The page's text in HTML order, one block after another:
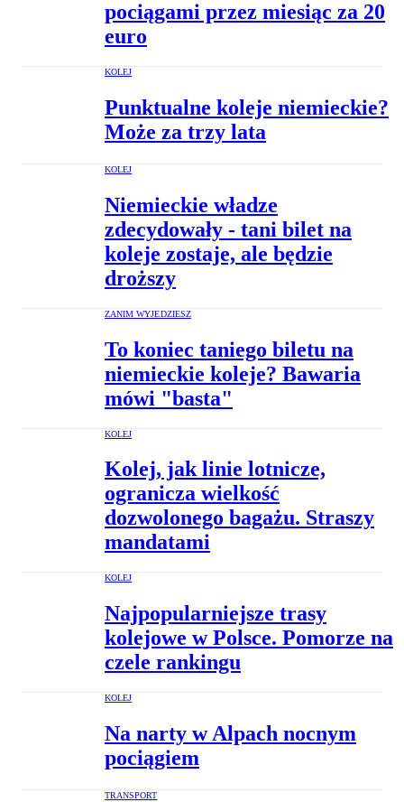
pociągami przez miesiąc za 20
euro
KOLEJ
Punktualne koleje niemieckie?
Może za trzy lata
KOLEJ
Niemieckie władze
zdecydowały - tani bilet na
koleje zostaje, ale będzie
droższy
ZANIM WYJEDZIESZ
To koniec taniego biletu na
niemieckie koleje? Bawaria
mówi "basta"
KOLEJ
Kolej, jak linie lotnicze,
ogranicza wielkość
dozwolonego bagażu. Straszy
mandatami
KOLEJ
Najpopularniejsze trasy
kolejowe w Polsce. Pomorze na
czele rankingu
KOLEJ
Na narty w Alpach nocnym
pociągiem
TRANSPORT